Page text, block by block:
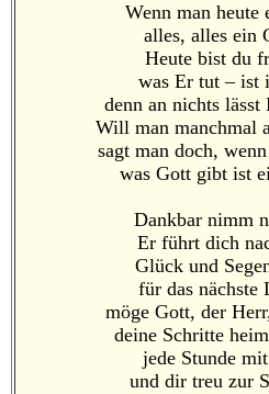
Wenn man heute
alles, alles ein
Heute bist du
was Er tut – ist
denn an nichts lässt
Will man manchmal
sagt man doch,
was Gott gibt ist
Dankbar nimm
Er führt dich
Glück und
für das nächste
möge Gott, der
deine Schritte
jede Stunde
und dir treu zur